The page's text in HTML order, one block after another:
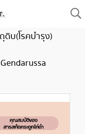
ดิบ(โรคบำรุง)